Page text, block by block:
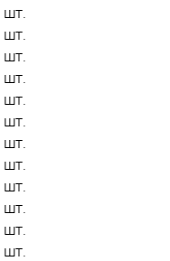
шт.
шт.
шт.
шт.
шт.
шт.
шт.
шт.
шт.
шт.
шт.
шт.